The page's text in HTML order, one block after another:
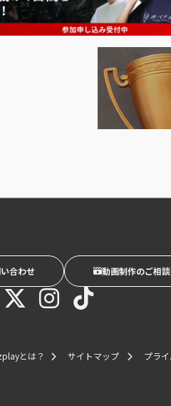
合わせ 動画制作のご相談
とは？ サイトマップ プラ